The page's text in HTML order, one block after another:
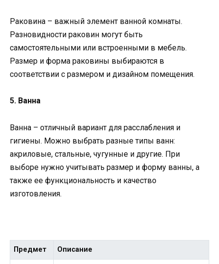
Раковина – важный элемент ванной комнаты.
Разновидности раковин могут быть
самостоятельными или встроенными в мебель.
Размер и форма раковины выбираются в
соответствии с размером и дизайном помещения.
5. Ванна
Ванна – отличный вариант для расслабления и
гигиены. Можно выбрать разные типы ванн:
акриловые, стальные, чугунные и другие. При
выборе нужно учитывать размер и форму ванны, а
также ее функциональность и качество
изготовления.
Предмет Описание